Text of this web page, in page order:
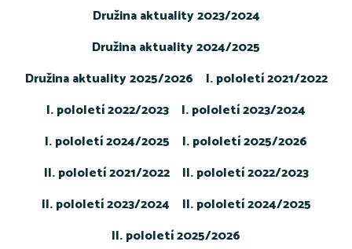
Družina aktuality 2023/2024
Družina aktuality 2024/2025
Družina aktuality 2025/2026
I. pololetí 2021/2022
I. pololetí 2022/2023
I. pololetí 2023/2024
I. pololetí 2024/2025
I. pololetí 2025/2026
II. pololetí 2021/2022
II. pololetí 2022/2023
II. pololetí 2023/2024
II. pololetí 2024/2025
II. pololetí 2025/2026